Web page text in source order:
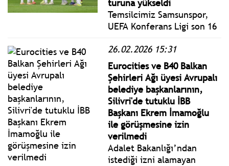
turuna yükseldi
Temsilcimiz Samsunspor,
UEFA Konferans Ligi son 16
maçında karşılaştığı Kuzey
Makedonya ekibi
Shkëndija'yı sahasında 4-0
mağlup ederek son 16
turuna yükseldi.
26.02.2026 15:31
Eurocities ve B40 Balkan
Şehirleri Ağı üyesi Avrupalı
belediye başkanlarının,
Silivri'de tutuklu İBB
Başkanı Ekrem İmamoğlu
ile görüşmesine izin
verilmedi
Adalet Bakanlığı’ndan
istediği izni alamayan